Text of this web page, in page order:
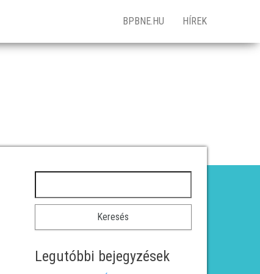
BPBNE.HU HÍREK
Legutóbbi bejegyzések